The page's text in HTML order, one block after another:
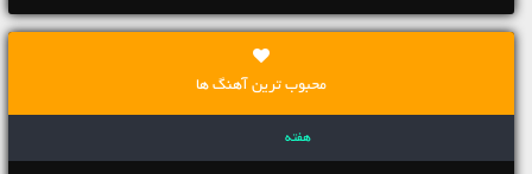
محبوب ترین آهنگ ها
هفته